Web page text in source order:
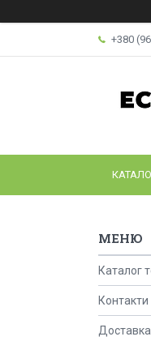
+380
Каталог
Контакти
Доставка